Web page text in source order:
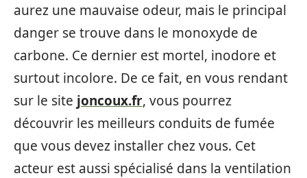
aurez une mauvaise odeur, mais le principal
danger se trouve dans le monoxyde de
carbone. Ce dernier est mortel, inodore et
surtout incolore. De ce fait, en vous rendant
sur le site joncoux.fr, vous pourrez
découvrir les meilleurs conduits de fumée
que vous devez installer chez vous. Cet
acteur est aussi spécialisé dans la ventilation